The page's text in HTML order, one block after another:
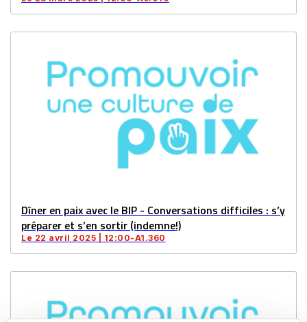
Dîner en paix avec le BIP - Conversations difficiles : s’y
préparer et s’en sortir (indemne!)
Le 22 avril 2025 | 12:00-A1.360